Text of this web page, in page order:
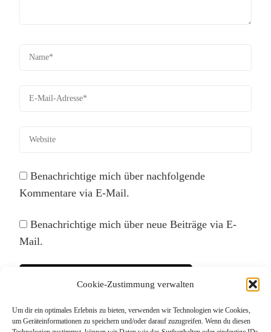
Cookie-Zustimmung verwalten
Um dir ein optimales Erlebnis zu bieten, verwenden wir Technologien wie Cookies,
um Geräteinformationen zu speichern und/oder darauf zuzugreifen. Wenn du diesen
Benachrichtige mich über nachfolgende
Kommentare via E-Mail.
Benachrichtige mich über neue Beiträge via E-
Mail.
Diese Website verwendet Akismet, um Spam zu